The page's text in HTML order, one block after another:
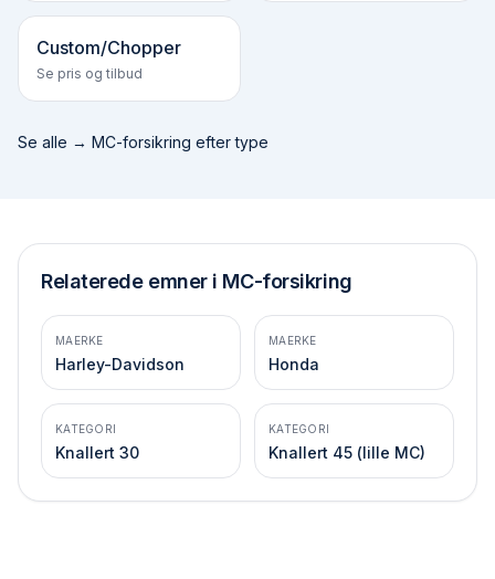
Custom/Chopper
Se pris og tilbud
Se alle → MC-forsikring efter type
Relaterede emner i MC-forsikring
MAERKE
Harley-Davidson
MAERKE
Honda
KATEGORI
Knallert 30
KATEGORI
Knallert 45 (lille MC)